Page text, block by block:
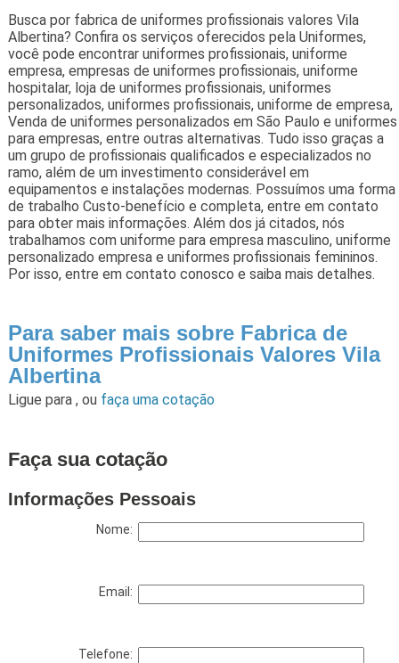
Busca por fabrica de uniformes profissionais valores Vila
Albertina? Confira os serviços oferecidos pela Uniformes,
você pode encontrar uniformes profissionais, uniforme
empresa, empresas de uniformes profissionais, uniforme
hospitalar, loja de uniformes profissionais, uniformes
personalizados, uniformes profissionais, uniforme de empresa,
Venda de uniformes personalizados em São Paulo e uniformes
para empresas, entre outras alternativas. Tudo isso graças a
um grupo de profissionais qualificados e especializados no
ramo, além de um investimento considerável em
equipamentos e instalações modernas. Possuímos uma forma
de trabalho Custo-benefício e completa, entre em contato
para obter mais informações. Além dos já citados, nós
trabalhamos com uniforme para empresa masculino, uniforme
personalizado empresa e uniformes profissionais femininos.
Por isso, entre em contato conosco e saiba mais detalhes.
Para saber mais sobre Fabrica de
Uniformes Profissionais Valores Vila
Albertina
Ligue para , ou faça uma cotação
Faça sua cotação
Informações Pessoais
Nome:
Email:
Telefone: